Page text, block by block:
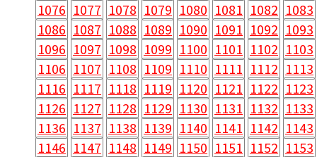
1076 1077 1078 1079 1080 1081 1082 1083
1086 1087 1088 1089 1090 1091 1092 1093
1096 1097 1098 1099 1100 1101 1102 1103
1106 1107 1108 1109 1110 1111 1112 1113
1116 1117 1118 1119 1120 1121 1122 1123
1126 1127 1128 1129 1130 1131 1132 1133
1136 1137 1138 1139 1140 1141 1142 1143
1146 1147 1148 1149 1150 1151 1152 1153